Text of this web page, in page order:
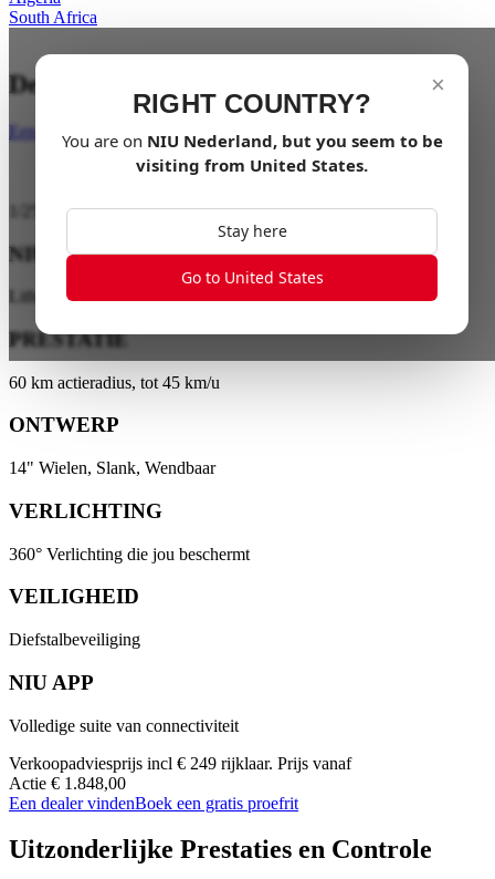
South Africa
×
RIGHT COUNTRY?
You are on NIU Nederland, but you seem to be
visiting from United States.
Stay here
Go to United States
De stad is jouw speelterrein.
Een dealer vinden
NIU ENERGY
Lithiumbatterijtechnologie
PRESTATIE
60 km actieradius, tot 45 km/u
ONTWERP
14" Wielen, Slank, Wendbaar
VERLICHTING
360° Verlichting die jou beschermt
VEILIGHEID
Diefstalbeveiliging
NIU APP
Volledige suite van connectiviteit
Verkoopadviesprijs incl € 249 rijklaar. Prijs vanaf
Actie € 1.848,00
Een dealer vindenBoek een gratis proefrit
Uitzonderlijke Prestaties en Controle